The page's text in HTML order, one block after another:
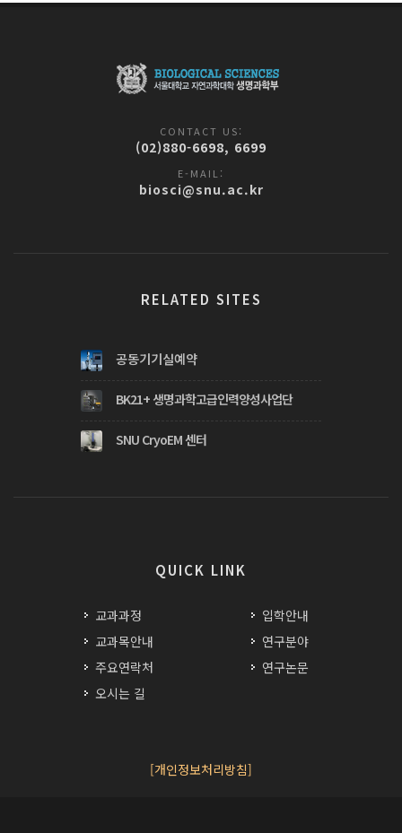
CONTACT US:
(02)880-6698, 6699
E-MAIL:
biosci@snu.ac.kr
RELATED SITES
공동기기실예약
BK21+ 생명과학고급인력양성사업단
SNU CryoEM 센터
QUICK LINK
교과과정
교과목안내
주요연락처
오시는 길
입학안내
연구분야
연구논문
[개인정보처리방침]